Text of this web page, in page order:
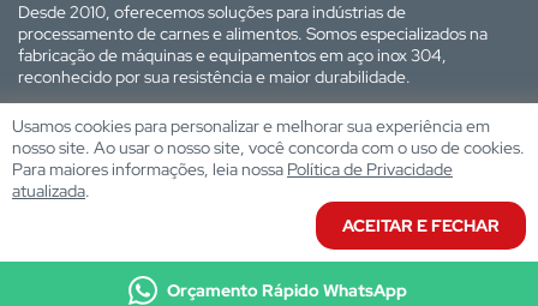
Desde 2010, oferecemos soluções para indústrias de
processamento de carnes e alimentos. Somos especializados na
fabricação de máquinas e equipamentos em aço inox 304,
reconhecido por sua resistência e maior durabilidade.
Site desenvolvido por:
Orçamento Rápido WhatsApp
Usamos cookies para personalizar e melhorar sua experiência em
nosso site. Ao usar o nosso site, você concorda com o uso de cookies.
Para maiores informações, leia nossa Política de Privacidade
atualizada.
ACEITAR E FECHAR